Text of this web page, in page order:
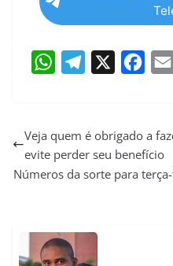
a
t
s
l
e
g
m
c
e
b
a
i
l
Veja quem é obrigado a
evite perder seu benefício
Números da sorte para